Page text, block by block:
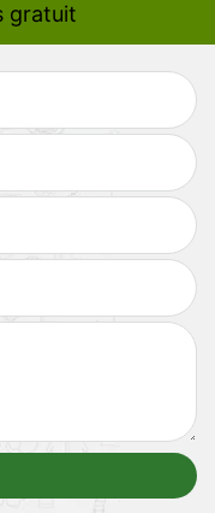
gratuit